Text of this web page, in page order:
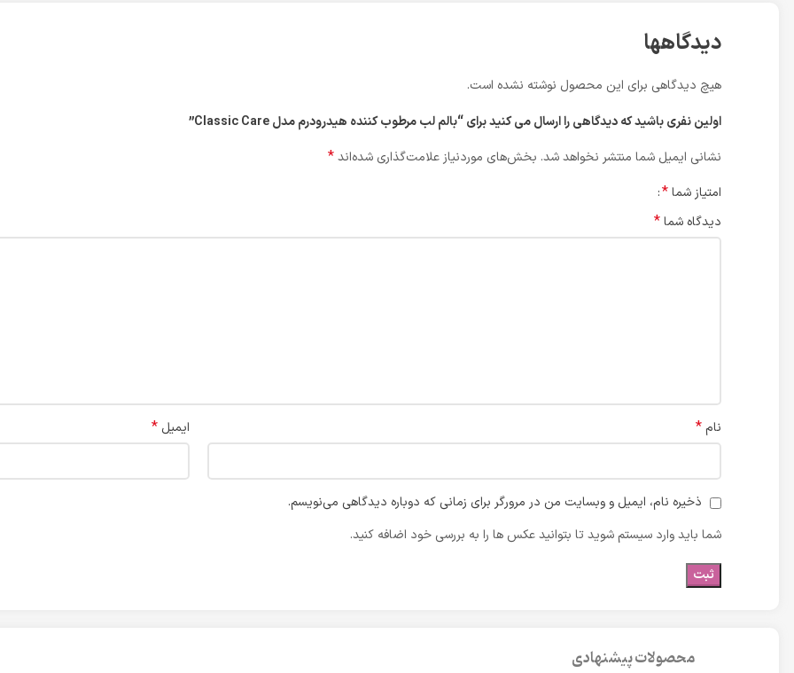
دیدگاهها
هیچ دیدگاهی برای این محصول نوشته نشده است.
اولین نفری باشید که دیدگاهی را ارسال می کنید برای “بالم لب مرطوب کننده هیدرودرم مدل Classic Care”
نشانی ایمیل شما منتشر نخواهد شد. بخش‌های موردنیاز علامت‌گذاری شده‌اند*
امتیاز شما*
دیدگاه شما*
نام * ایمیل *
ذخیره نام، ایمیل و وبسایت من در مرورگر برای زمانی که دوباره دیدگاهی می‌نویسم.
شما باید وارد سیستم شوید تا بتوانید عکس ها را به بررسی خود اضافه کنید.
محصولات پیشنهادی